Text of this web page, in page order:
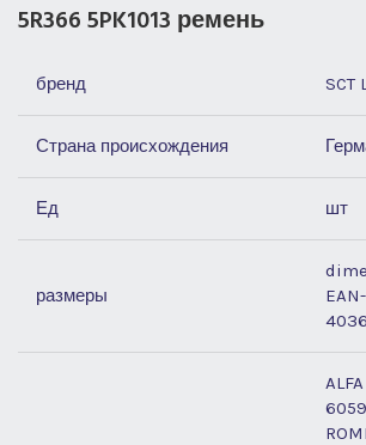
5R366 5PK1013 ремень
бренд SCT
Страна происхождения
Ед шт
размеры